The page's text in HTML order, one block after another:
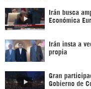
Irán busca
Económica
Irán insta a
propia
Gran
Gobierno de